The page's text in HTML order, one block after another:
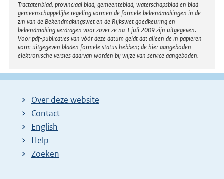
:
Tractatenblad, provinciaal blad, gemeenteblad, waterschapsblad en blad
gemeenschappelijke regeling vormen de formele bekendmakingen in de
zin van de Bekendmakingswet en de Rijkswet goedkeuring en
bekendmaking verdragen voor zover ze na 1 juli 2009 zijn uitgegeven.
Voor pdf-publicaties van vóór deze datum geldt dat alleen de in papieren
vorm uitgegeven bladen formele status hebben; de hier aangeboden
elektronische versies daarvan worden bij wijze van service aangeboden.
Over deze website
Contact
English
Help
Zoeken